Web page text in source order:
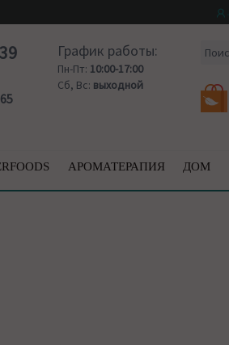
График работы:
Пн-Пт: 10:00-17:00
Сб, Вс: выходной
АРОМАТЕРАПИЯ ДОМ